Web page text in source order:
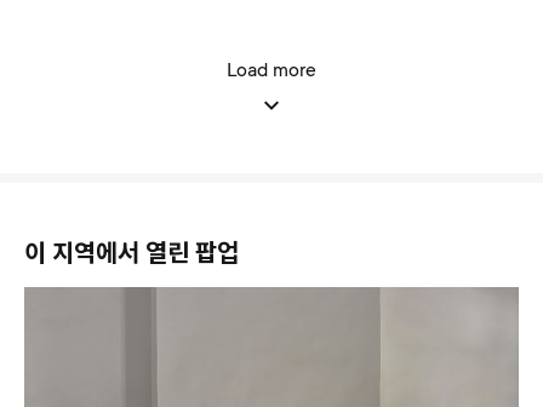
Load more
이 지역에서 열린 팝업